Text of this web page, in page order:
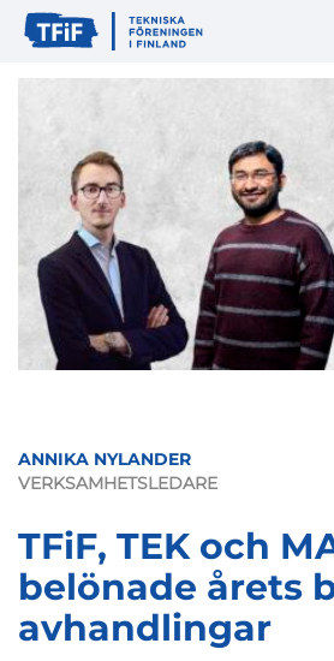
ANNIKA NYLANDER
VERKSAMHETSLEDARE
TFiF, TEK och
belönade årets
avhandlingar